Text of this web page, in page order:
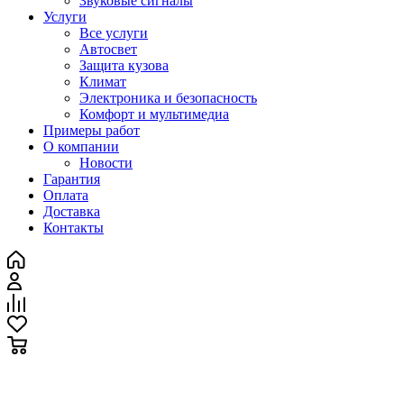
Услуги
Все услуги
Автосвет
Защита кузова
Климат
Электроника и безопасность
Комфорт и мультимедиа
Примеры работ
О компании
Новости
Гарантия
Оплата
Доставка
Контакты